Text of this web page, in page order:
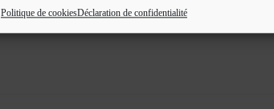
Politique de cookiesDéclaration de confidentialité